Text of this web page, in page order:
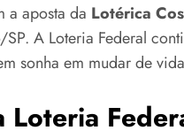
a aposta da Lotérica
A Loteria Federal
sonha em mudar de
Loteria